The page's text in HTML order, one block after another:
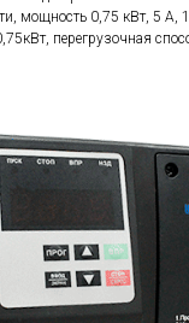
мощность 0,75 кВт, 5 А,
перегрузочная